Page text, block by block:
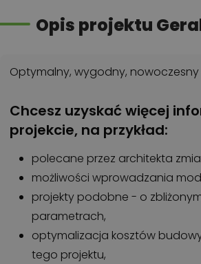
Opis projektu
Optymalny, wygodny,
Chcesz uzyskać więcej
projekcie, na przykład:
polecane przez architekta
możliwości wprowadzania
projekty podobne - o
parametrach,
optymalizacja kosztów
tego projektu,